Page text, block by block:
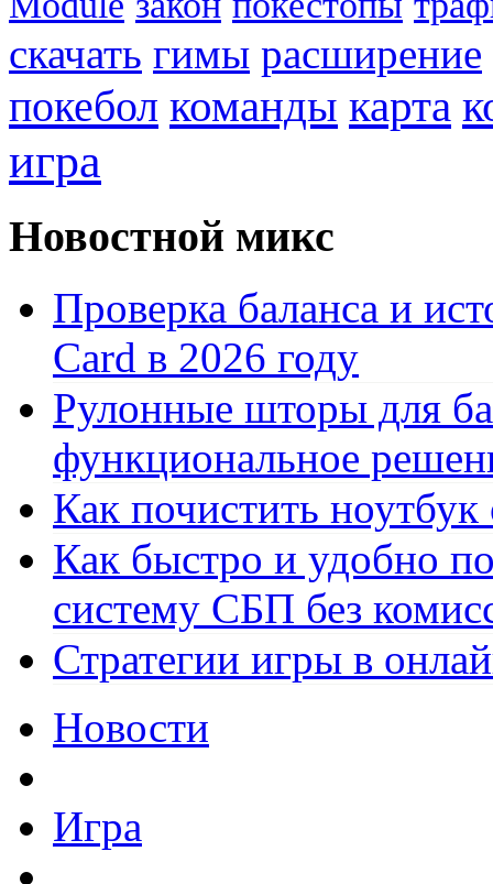
скачать гимы расширение
покебол команды карта
игра
Новостной микс
Проверка баланса и
Card в 2026 году
Рулонные шторы для
функциональное
Как почистить
Как быстро и удобно
систему СБП без
Стратегии игры в
Новости
Игра